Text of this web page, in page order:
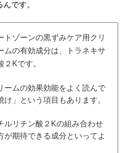
です。
ゾーンの黒ずみケア用クリ
ムの有効成分は、トラネキサ
Kです。
ームの効果効能をよく読んで
」という項目もあります。
ルリチン酸２Kの組み合わせ
が期待できる成分といってよ